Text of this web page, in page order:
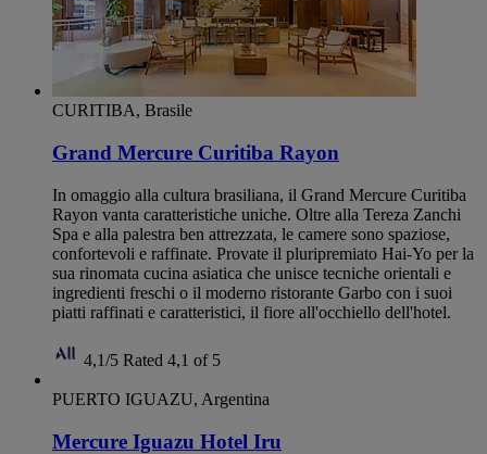
CURITIBA, Brasile
Grand Mercure Curitiba Rayon
In omaggio alla cultura brasiliana, il Grand Mercure Curitiba
Rayon vanta caratteristiche uniche. Oltre alla Tereza Zanchi
Spa e alla palestra ben attrezzata, le camere sono spaziose,
confortevoli e raffinate. Provate il pluripremiato Hai-Yo per la
sua rinomata cucina asiatica che unisce tecniche orientali e
ingredienti freschi o il moderno ristorante Garbo con i suoi
piatti raffinati e caratteristici, il fiore all'occhiello dell'hotel.
4,1/5 Rated 4,1 of 5
PUERTO IGUAZU, Argentina
Mercure Iguazu Hotel Iru